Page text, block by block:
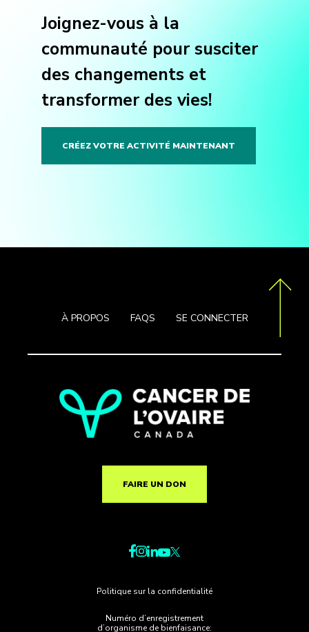
Joignez-vous à la
communauté pour susciter
des changements et
transformer des vies!
CRÉEZ VOTRE ACTIVITÉ MAINTENANT
À PROPOS FAQS SE CONNECTER
FAIRE UN DON
Politique sur la confidentialité
Numéro d’enregistrement
d’organisme de bienfaisance: